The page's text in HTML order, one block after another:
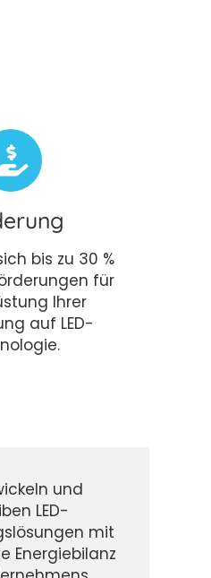
bis zu 30 %
für
Ihrer
auf LED-
und
LED-
mit
Energiebilanz